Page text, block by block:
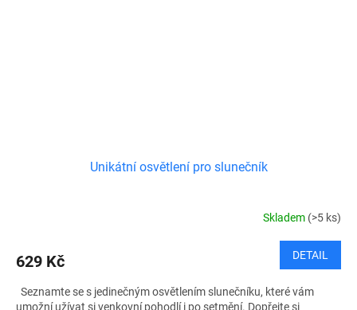
Unikátní osvětlení pro slunečník
Skladem (>5 ks)
629 Kč DETAIL
Seznamte se s jedinečným osvětlením slunečníku, které vám
umožní užívat si venkovní pohodlí i po setmění. Dopřejte si